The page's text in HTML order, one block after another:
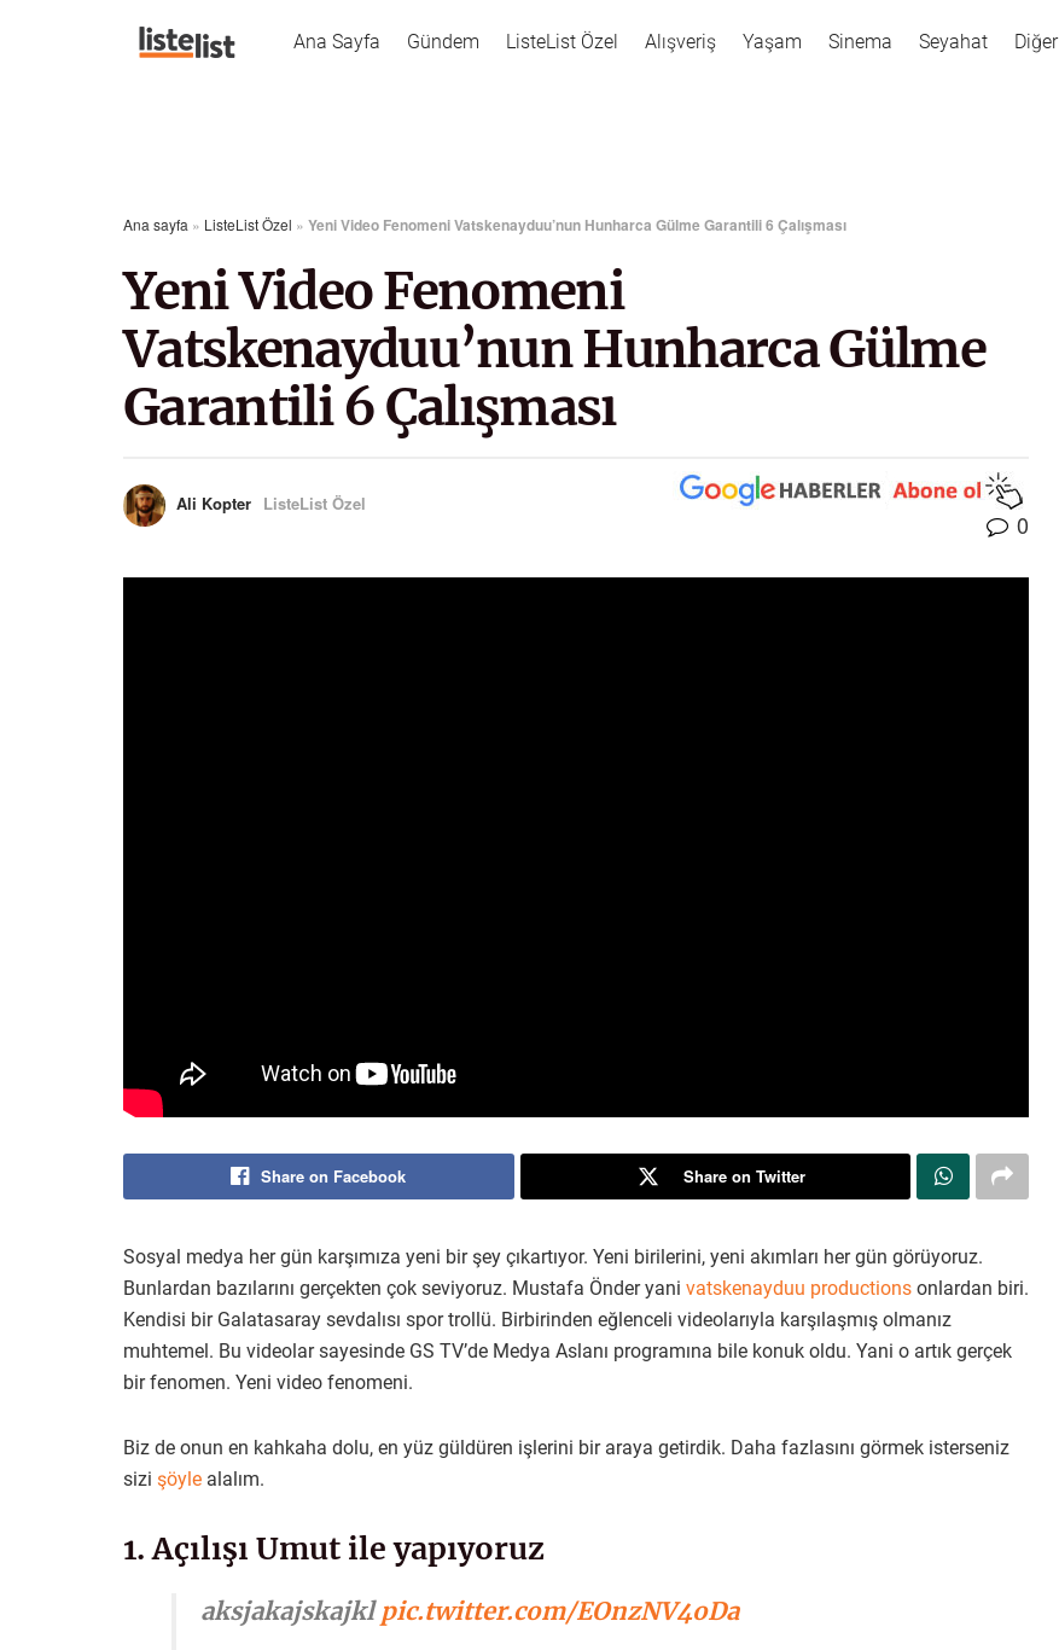
Ana Sayfa Gündem ListeList Özel Alışveriş Yaşam Sinema Seyahat Diğer
Ana sayfa » ListeList Özel » Yeni Video Fenomeni Vatskenayduu’nun Hunharca Gülme Garantili 6 Çalışması
Yeni Video Fenomeni
Vatskenayduu’nun Hunharca Gülme
Garantili 6 Çalışması
Ali Kopter ListeList Özel
0
Share on Facebook Share on Twitter
Sosyal medya her gün karşımıza yeni bir şey çıkartıyor. Yeni birilerini, yeni akımları her gün görüyoruz.
Bunlardan bazılarını gerçekten çok seviyoruz. Mustafa Önder yani vatskenayduu productions onlardan biri.
Kendisi bir Galatasaray sevdalısı spor trollü. Birbirinden eğlenceli videolarıyla karşılaşmış olmanız
muhtemel. Bu videolar sayesinde GS TV’de Medya Aslanı programına bile konuk oldu. Yani o artık gerçek
bir fenomen. Yeni video fenomeni.
Biz de onun en kahkaha dolu, en yüz güldüren işlerini bir araya getirdik. Daha fazlasını görmek isterseniz
sizi şöyle alalım.
1. Açılışı Umut ile yapıyoruz
aksjakajskajkl pic.twitter.com/EOnzNV4oDa